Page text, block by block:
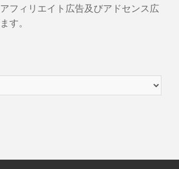
フィリエイト広告及びアドセンス広
す。